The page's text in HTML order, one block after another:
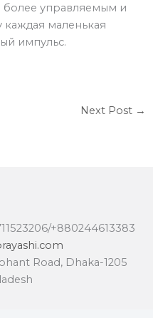
более управляемым и
маленькая
импульс.
Next Post →
+880244613383
Road, Dhaka-1205